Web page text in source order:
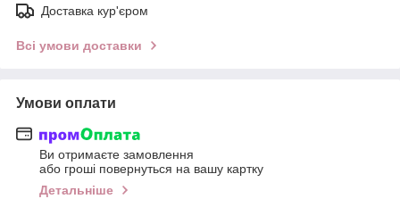
Доставка кур'єром
Всі умови доставки
Умови оплати
Ви отримаєте замовлення
або гроші повернуться на вашу картку
Детальніше